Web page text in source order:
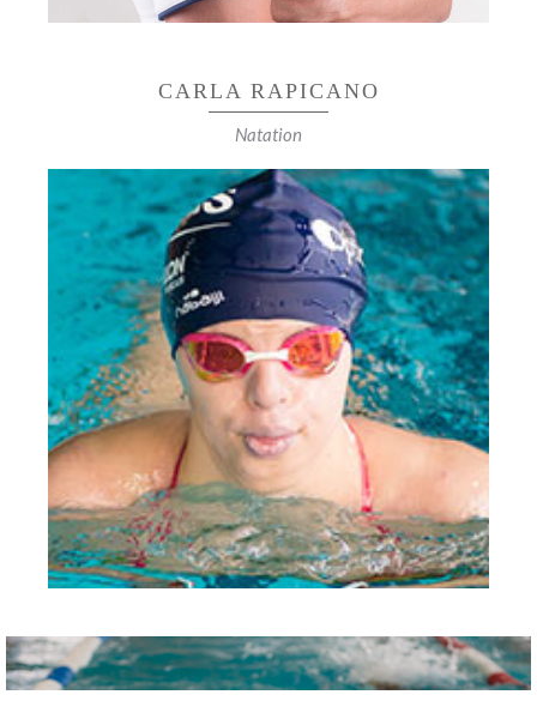
CARLA RAPICANO
Natation
CHAMPIONNE D'EUROPE T21 DU 400M 4
NAGES
Championne d’Europe relais 4×50 m 4 nages
Médaille de Bronze aux Trisome Games relais
4x100m 4 nages